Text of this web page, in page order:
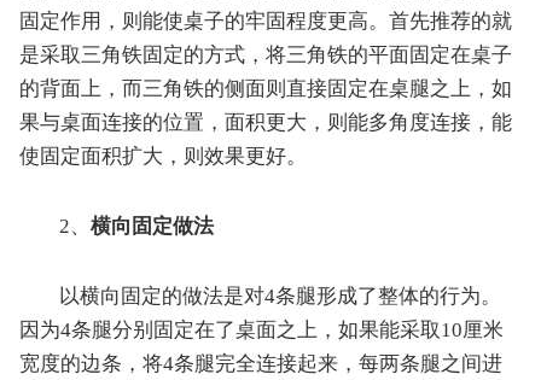
固定作用，则能使桌子的牢固程度更高。首先推荐的就
是采取三角铁固定的方式，将三角铁的平面固定在桌子
的背面上，而三角铁的侧面则直接固定在桌腿之上，如
果与桌面连接的位置，面积更大，则能多角度连接，能
使固定面积扩大，则效果更好。
2、横向固定做法
以横向固定的做法是对4条腿形成了整体的行为。
因为4条腿分别固定在了桌面之上，如果能采取10厘米
宽度的边条，将4条腿完全连接起来，每两条腿之间进